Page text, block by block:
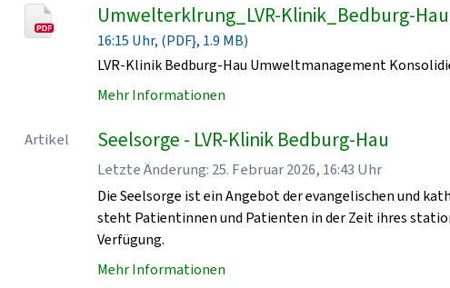
Umwelterklrung_LVR-Klinik_Bedburg-
16:15 Uhr, (PDF}, 1.9 MB)
LVR-Klinik Bedburg-Hau Umweltmanagement
Mehr Informationen
Artikel Seelsorge - LVR-Klinik Bedburg-Hau
Letzte Änderung: 25. Februar 2026, 16:43 Uhr
Die Seelsorge ist ein Angebot der evangelischen und
steht Patientinnen und Patienten in der Zeit ihres
Verfügung.
Mehr Informationen